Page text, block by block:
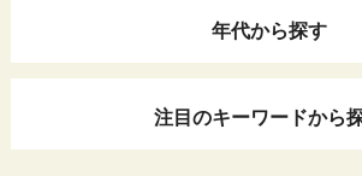
年代から探す
注目のキーワードから